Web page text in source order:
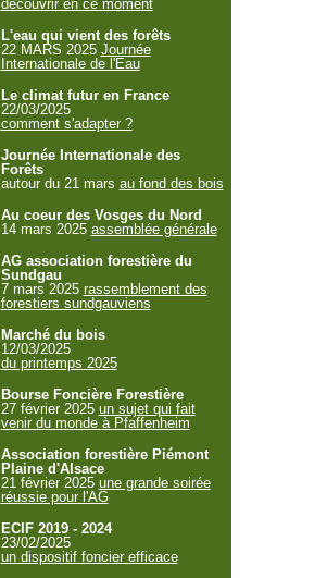
découvrir en ce moment
L'eau qui vient des forêts
22 MARS 2025 Journée
Internationale de l'Eau
Le climat futur en France
22/03/2025
comment s'adapter ?
Journée Internationale des
Forêts
autour du 21 mars au fond des bois
Au coeur des Vosges du Nord
14 mars 2025 assemblée générale
AG association forestière du
Sundgau
7 mars 2025 rassemblement des
forestiers sundgauviens
Marché du bois
12/03/2025
du printemps 2025
Bourse Foncière Forestière
27 février 2025 un sujet qui fait
venir du monde à Pfaffenheim
Association forestière Piémont
Plaine d'Alsace
21 février 2025 une grande soirée
réussie pour l'AG
ECIF 2019 - 2024
23/02/2025
un dispositif foncier efficace